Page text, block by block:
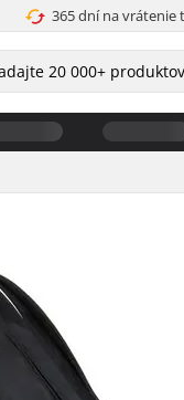
365 dní na vrátenie